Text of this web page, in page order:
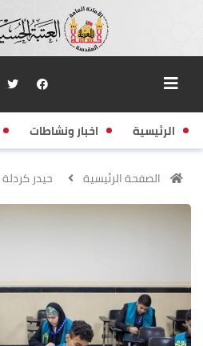
الرئيسية اخبار ونشاطات
الصفحة الرئيسية حيدر كردلة